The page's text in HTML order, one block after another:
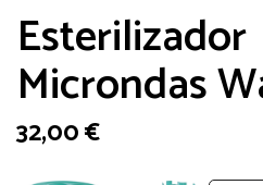
Esterilizador
Microndas
32,00€